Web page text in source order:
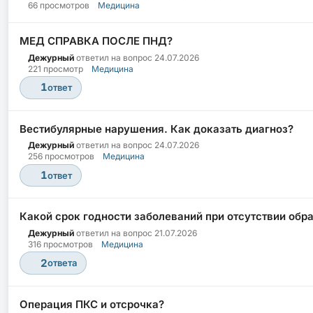
66 просмотров
Медицина
МЕД СПРАВКА ПОСЛЕ ПНД?
Дежурный ответил на вопрос 24.07.2026
221 просмотр
Медицина
1ответ
Вестибулярные нарушения. Как доказать диагноз?
Дежурный ответил на вопрос 24.07.2026
256 просмотров
Медицина
1ответ
Какой срок годности заболеваний при отсутствии
Дежурный ответил на вопрос 21.07.2026
316 просмотров
Медицина
2ответа
Операция ПКС и отсрочка?